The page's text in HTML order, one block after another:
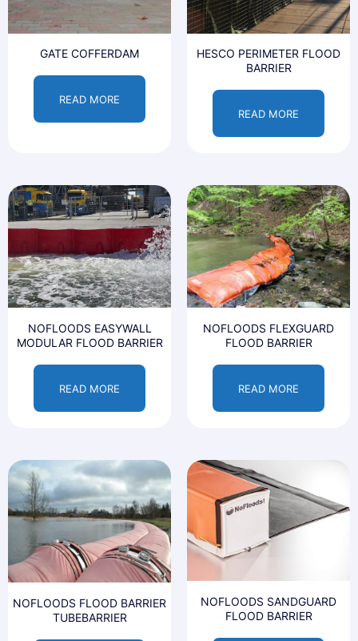
GATE COFFERDAM
READ MORE
HESCO PERIMETER FLOOD
BARRIER
READ MORE
NOFLOODS EASYWALL
MODULAR FLOOD BARRIER
READ MORE
NOFLOODS FLEXGUARD
FLOOD BARRIER
READ MORE
NOFLOODS FLOOD BARRIER
TUBEBARRIER
NOFLOODS SANDGUARD
FLOOD BARRIER